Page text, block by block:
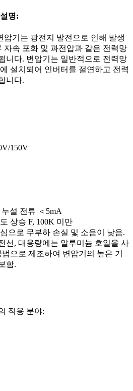
명:
기는 광전지 발전으로 인해 발생
자속 포화 및 과전압과 같은 전력망
니다. 변압기는 일반적으로 전력망
설치되어 인버터를 절연하고 전력
니다.
150V
설 전류 ＜5mA
상승 F, 100K 미만
으로 무부하 손실 및 소음이 낮음.
선, 대용량에는 알루미늄 호일을 사
으로 제조하여 변압기의 높은 기
함.
적용 분야: